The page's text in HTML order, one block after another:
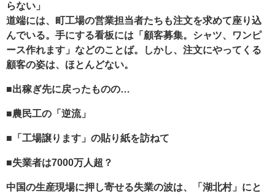
らない」
道端には、町工場の営業担当者たちも注文を求めて座り込
んでいる。手にする看板には「顧客募集。シャツ、ワンピ
ース作れます」などのことば。しかし、注文にやってくる
顧客の姿は、ほとんどない。
■出稼ぎ先に戻ったものの…
■農民工の「逆流」
■「工場譲ります」の貼り紙を訪ねて
■失業者は7000万人超？
中国の生産現場に押し寄せる失業の波は、「湖北村」にと